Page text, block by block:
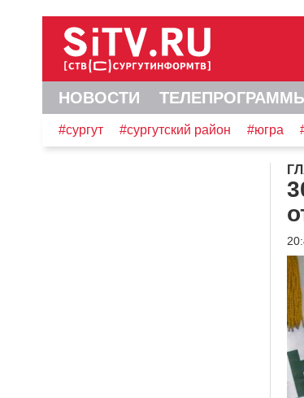
НОВОСТИ
#сургут #сургутский район #югра